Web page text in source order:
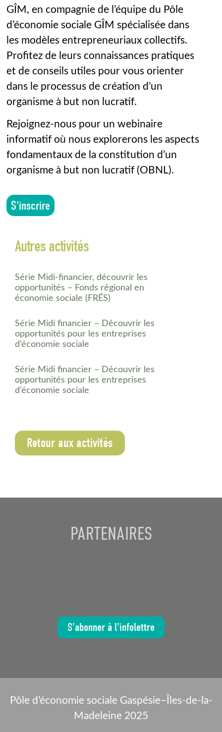
GÎM, en compagnie de l’équipe du Pôle
d’économie sociale GÎM spécialisée dans
les modèles entrepreneuriaux collectifs.
Profitez de leurs connaissances pratiques
et de conseils utiles pour vous orienter
dans le processus de création d’un
organisme à but non lucratif.
Rejoignez-nous pour un webinaire
informatif où nous explorerons les aspects
fondamentaux de la constitution d’un
organisme à but non lucratif (OBNL).
S'inscrire
Autres activités
Série Midi-financier, découvrir les
opportunités – Fonds régional en
économie sociale (FRÉS)
Série Midi financier – Découvrir les
opportunités pour les entreprises
d’économie sociale
Série Midi financier – Découvrir les
opportunités pour les entreprises
d’économie sociale
Retour aux activités
PARTENAIRES
S'abonner à l'infolettre
Pôle d’économie sociale Gaspésie–Îles-de-la-
Madeleine 2025